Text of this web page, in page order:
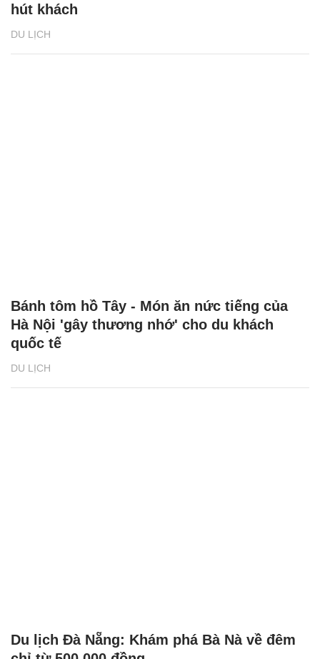
DU LỊCH
hút khách
DU LỊCH
Bánh tôm hồ Tây - Món ăn nức tiếng của
Hà Nội 'gây thương nhớ' cho du khách
quốc tế
Du lịch Đà Nẵng: Khám phá Bà Nà về đêm